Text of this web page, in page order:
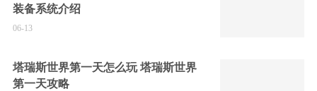
装备系统介绍
06-13
塔瑞斯世界第一天怎么玩 塔瑞斯世界
第一天攻略